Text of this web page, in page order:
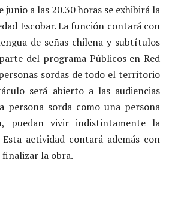
junio a las 20.30 horas se exhibirá la
Escobar. La función contará con
de señas chilena y subtítulos
del programa Públicos en Red
sordas de todo el territorio
será abierto a las audiencias
persona sorda como una persona
puedan vivir indistintamente la
actividad contará además con
la obra.